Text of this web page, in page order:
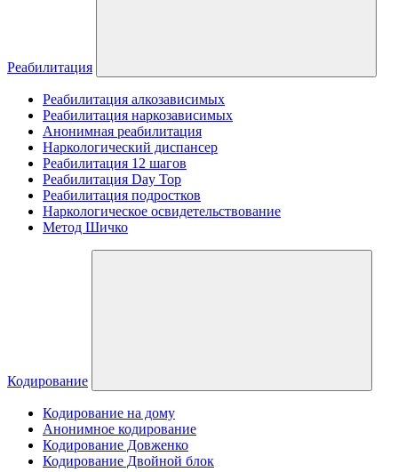
Реабилитация
Реабилитация алкозависимых
Реабилитация наркозависимых
Анонимная реабилитация
Наркологический диспансер
Реабилитация 12 шагов
Реабилитация Day Top
Реабилитация подростков
Наркологическое освидетельствование
Метод Шичко
Кодирование
Кодирование на дому
Анонимное кодирование
Кодирование Довженко
Кодирование Двойной блок